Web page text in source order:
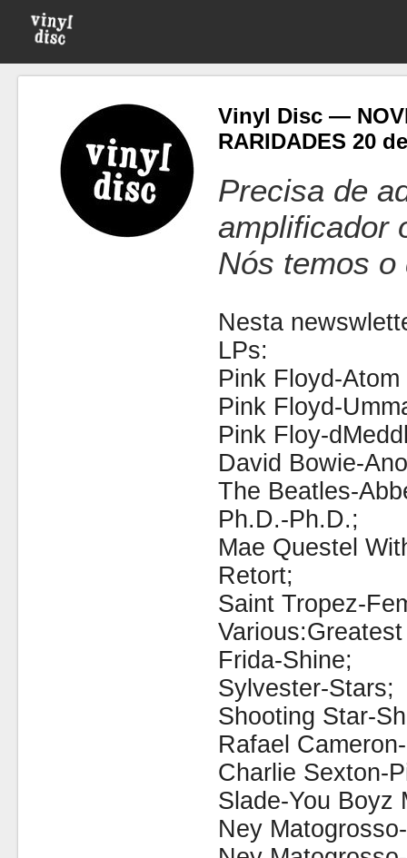
Vinyl Disc —
RARIDADES 20
Precisa de
amplificador
Nós temos o
Nesta
LPs:
Pink Floyd-
Pink Floyd-
Pink Floy-
David Bowie-
The Beatles-
Ph.D.-Ph.D.;
Mae Questel
Retort;
Saint Tropez-
Frida-Shine;
Sylvester-Stars;
Shooting Star-
Rafael
Charlie Sexton-
Slade-You Boyz
Ney